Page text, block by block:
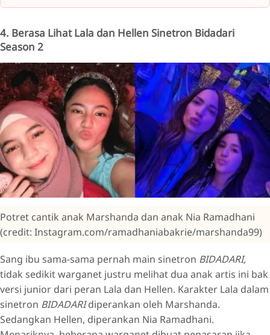
4. Berasa Lihat Lala dan Hellen Sinetron Bidadari
Season 2
Potret cantik anak Marshanda dan anak Nia Ramadhani
(credit: Instagram.com/ramadhaniabakrie/marshanda99)
Sang ibu sama-sama pernah main sinetron BIDADARI,
tidak sedikit warganet justru melihat dua anak artis ini bak
versi junior dari peran Lala dan Hellen. Karakter Lala dalam
sinetron BIDADARIdiperankan oleh Marshanda.
Sedangkan Hellen, diperankan Nia Ramadhani.